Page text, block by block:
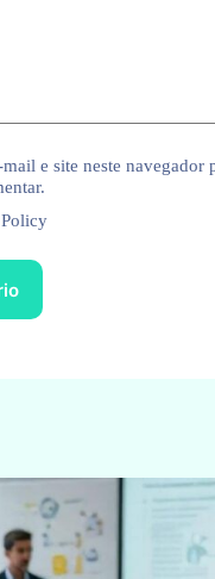
e site neste navegador